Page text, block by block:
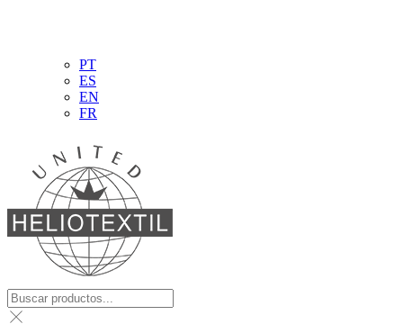
PT
ES
EN
FR